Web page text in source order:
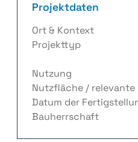
Projektdaten
Ort & Kontext
Projekttyp
Nutzung
Nutzfläche / relevante
Datum der
Bauherrschaft